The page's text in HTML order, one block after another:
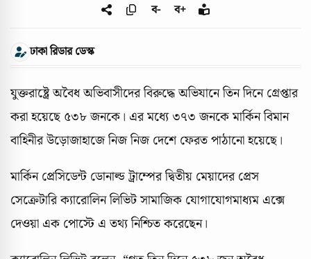
ব- ব+
ঢাকা রিডার ডেস্ক
যুক্তরাষ্ট্রে অবৈধ অভিবাসীদের বিরুদ্ধে অভিযানে তিন দিনে গ্রেপ্তার
করা হয়েছে ৫৩৮ জনকে। এর মধ্যে ৩৭৩ জনকে মার্কিন বিমান
বাহিনীর উড়োজাহাজে নিজ নিজ দেশে ফেরত পাঠানো হয়েছে।
মার্কিন প্রেসিডেন্ট ডোনাল্ড ট্রাম্পের দ্বিতীয় মেয়াদের প্রেস
সেক্রেটারি ক্যারোলিন লিভিট সামাজিক যোগাযোগমাধ্যম এক্সে
দেওয়া এক পোস্টে এ তথ্য নিশ্চিত করেছেন।